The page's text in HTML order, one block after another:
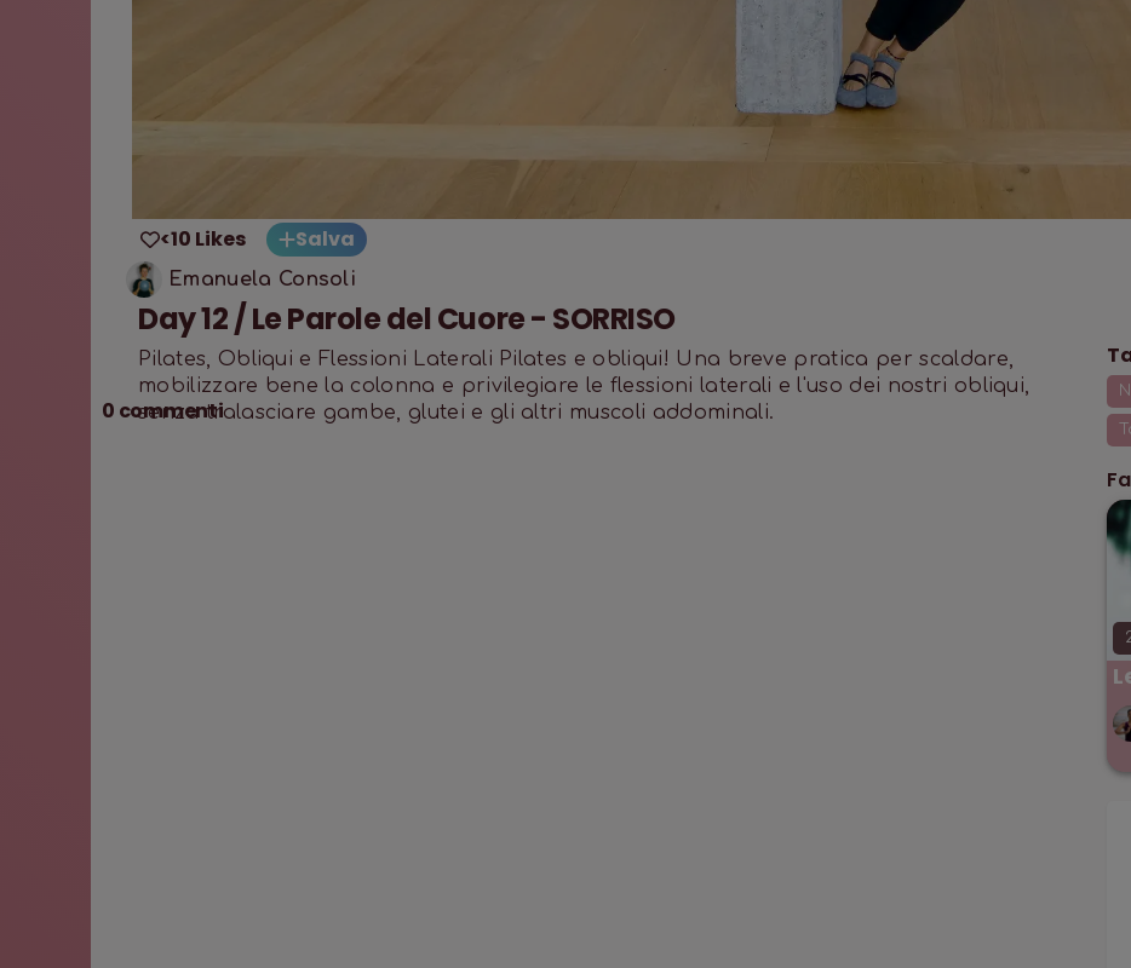
<10 Likes Salva
Emanuela Consoli
Day 12 / Le Parole del Cuore - SORRISO
Pilates, Obliqui e Flessioni Laterali Pilates e obliqui! Una breve pratica per scaldare,
mobilizzare bene la colonna e privilegiare le flessioni laterali e l'uso dei nostri obliqui,
senza tralasciare gambe, glutei e gli altri muscoli addominali.
0 commenti